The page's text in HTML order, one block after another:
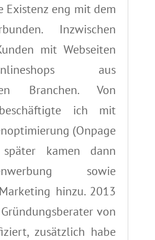
eng mit dem
Inzwischen
mit Webseiten
aus
Branchen. Von
ich mit
(Onpage
kamen dann
sowie
hinzu. 2013
von
zusätzlich habe